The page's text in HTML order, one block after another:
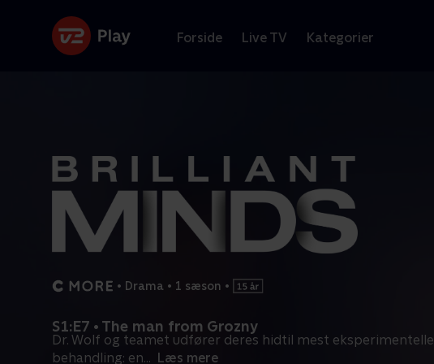
Forside Live TV Kategorier
• Drama • 1 sæson •
S1:E7 • The man from Grozny
Dr. Wolf og teamet udfører deres hidtil mest eksperimentelle
behandling: en... Læs mere